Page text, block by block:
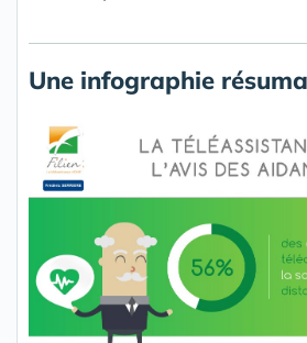
Une infographie